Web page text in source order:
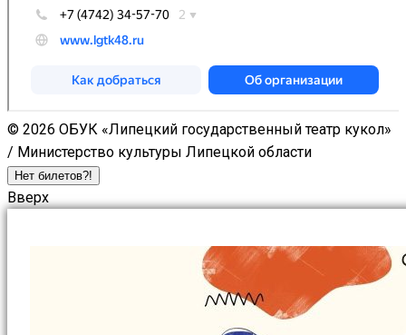
© 2026 ОБУК «Липецкий государственный театр кукол»
/ Министерство культуры Липецкой области
Нет билетов?!
Вверх